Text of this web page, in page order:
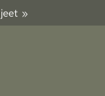
»